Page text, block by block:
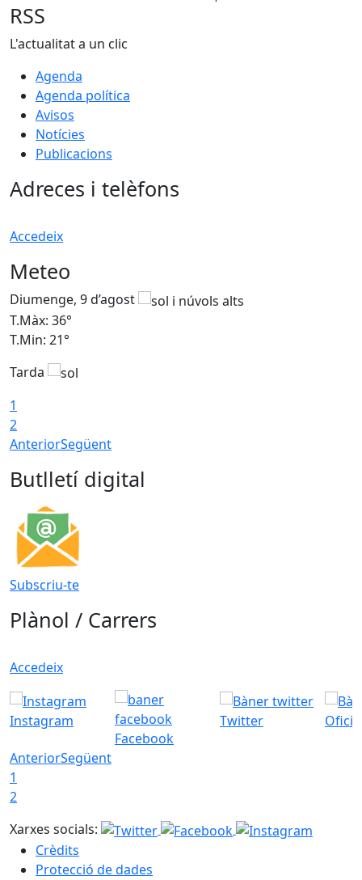
RSS
L'actualitat a un clic
Agenda
Agenda política
Avisos
Notícies
Publicacions
Adreces i telèfons
Accedeix
Meteo
Diumenge, 9 d’agost
T.Màx: 36°
T.Min: 21°
Tarda
1
2
AnteriorSegüent
Butlletí digital
Subscriu-te
Plànol / Carrers
Accedeix
Instagram
Facebook
Twitter
AnteriorSegüent
1
2
Xarxes socials:
Crèdits
Protecció de dades